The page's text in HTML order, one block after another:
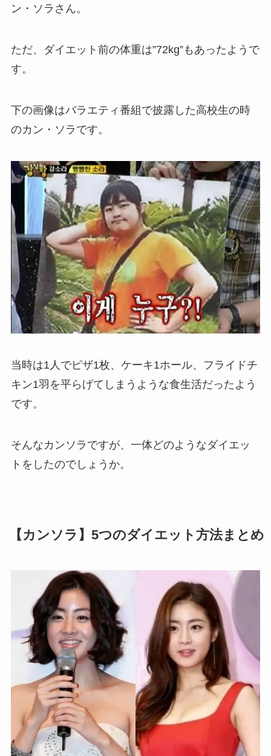
ン・ソラさん。
ただ、ダイエット前の体重は”72kg”もあったようで
す。
下の画像はバラエティ番組で披露した高校生の時
のカン・ソラです。
当時は1人でピザ1枚、ケーキ1ホール、フライドチ
キン1羽を平らげてしまうような食生活だったよう
です。
そんなカンソラですが、一体どのようなダイエッ
トをしたのでしょうか。
【カンソラ】5つのダイエット方法まとめ